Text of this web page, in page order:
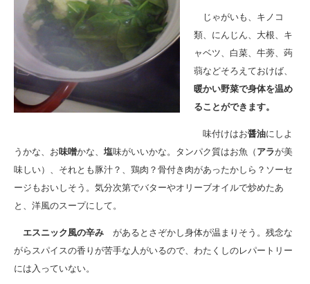
じゃがいも、キノコ
類、にんじん、大根、キ
ャベツ、白菜、牛蒡、蒟
蒻などそろえておけば、
暖かい野菜で身体を温め
ることができます。
味付けはお醤油にしよ
うかな、お味噌かな、 塩味がいいかな。タンパク質はお魚（ アラが美
味しい）、それとも豚汁？、鶏肉？骨付き肉があったかしら？ソーセ
ージもおいしそう。気分次第でバターやオリーブオイルで炒めたあ
と、洋風のスープにして。
エスニック風の辛み があるとさぞかし身体が温まりそう。残念な
がらスパイスの香りが苦手な人がいるので、わたくしのレパートリー
には入っていない。